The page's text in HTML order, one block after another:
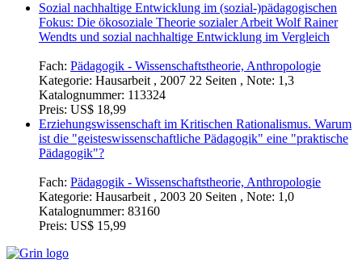
Sozial nachhaltige Entwicklung im (sozial-)pädagogischen
Fokus: Die ökosoziale Theorie sozialer Arbeit Wolf Rainer
Wendts und sozial nachhaltige Entwicklung im Vergleich
Fach: Pädagogik - Wissenschaftstheorie, Anthropologie
Kategorie: Hausarbeit , 2007 22 Seiten , Note: 1,3
Katalognummer: 113324
Preis: US$ 18,99
Erziehungswissenschaft im Kritischen Rationalismus. Warum
ist die "geisteswissenschaftliche Pädagogik" eine "praktische
Pädagogik"?
Fach: Pädagogik - Wissenschaftstheorie, Anthropologie
Kategorie: Hausarbeit , 2003 20 Seiten , Note: 1,0
Katalognummer: 83160
Preis: US$ 15,99